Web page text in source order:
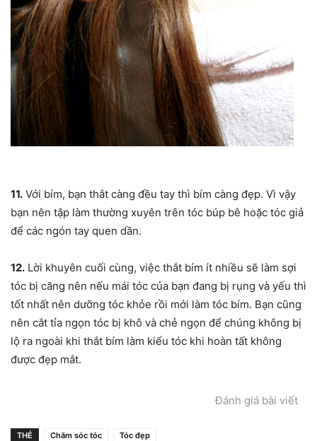
11. Với bím, bạn thắt càng đều tay thì bím càng đẹp. Vì vậy
bạn nên tập làm thường xuyên trên tóc búp bê hoặc tóc giả
để các ngón tay quen dần.
12. Lời khuyên cuối cùng, việc thắt bím ít nhiều sẽ làm sợi
tóc bị căng nên nếu mái tóc của bạn đang bị rụng và yếu thì
tốt nhất nên dưỡng tóc khỏe rồi mới làm tóc bím. Bạn cũng
nên cắt tỉa ngọn tóc bị khô và chẻ ngọn để chúng không bị
lộ ra ngoài khi thắt bím làm kiểu tóc khi hoàn tất không
được đẹp mắt.
Đánh giá bài viết
THẺ Chăm sóc tóc Tóc đẹp